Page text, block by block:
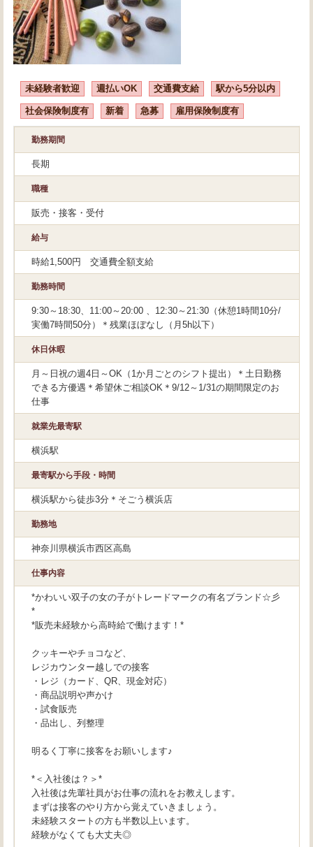
未経験者歓迎 週払いOK 交通費支給 駅から5分以内
社会保険制度有 新着 急募 雇用保険制度有
勤務期間
長期
職種
販売・接客・受付
給与
時給1,500円 交通費全額支給
勤務時間
9:30～18:30、11:00～20:00 、12:30～21:30（休憩1時間10分/
実働7時間50分）＊残業ほぼなし（月5h以下）
休日休暇
月～日祝の週4日～OK（1か月ごとのシフト提出）＊土日勤務
できる方優遇＊希望休ご相談OK＊9/12～1/31の期間限定のお
仕事
就業先最寄駅
横浜駅
最寄駅から手段・時間
横浜駅から徒歩3分＊そごう横浜店
勤務地
神奈川県横浜市西区高島
仕事内容
*かわいい双子の女の子がトレードマークの有名ブランド☆彡
*
*販売未経験から高時給で働けます！*
クッキーやチョコなど、
レジカウンター越しでの接客
・レジ（カード、QR、現金対応）
・商品説明や声かけ
・試食販売
・品出し、列整理
明るく丁寧に接客をお願いします♪
*＜入社後は？＞*
入社後は先輩社員がお仕事の流れをお教えします。
まずは接客のやり方から覚えていきましょう。
未経験スタートの方も半数以上います。
経験がなくても大丈夫◎